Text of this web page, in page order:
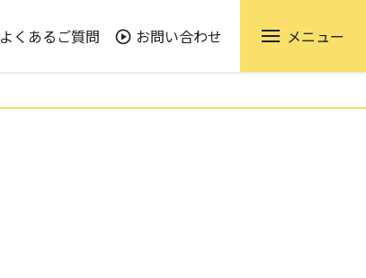
よくあるご質問 お問い合わせ メニュー